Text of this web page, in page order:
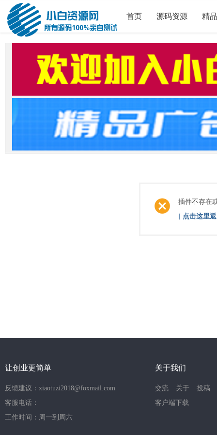
首页 源码资源 精
插件不存在
[ 点击这里
让创业更简单
反馈建议：xiaotuzi2018@foxmail.com
客服电话：
工作时间：周一到周六
关于我们
交流 关于
投稿
客户端下载